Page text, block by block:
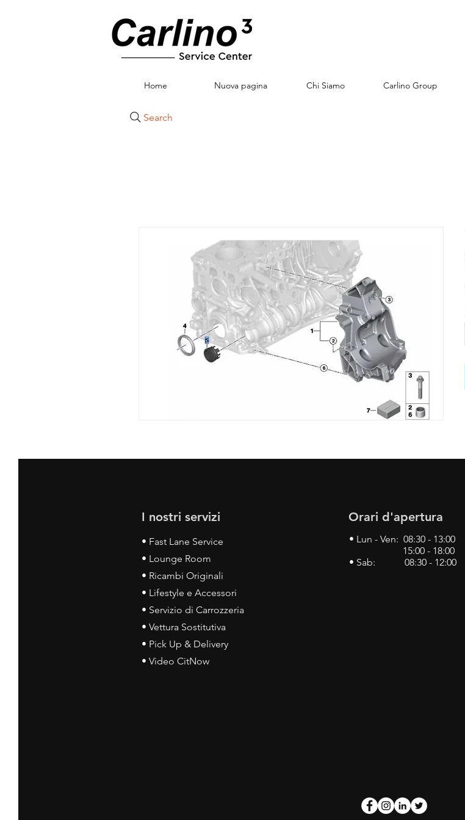
Home Nuova pagina Chi Siamo Carlino Group
Search
I nostri servizi
• Fast Lane Service
• Lounge Room
• Ricambi Originali
• Lifestyle e Accessori
• Servizio di Carrozzeria
• Vettura Sostitutiva
• Pick Up & Delivery
• Video CitNow
Orari d'apertura
• Lun - Ven: 08:30 - 13:00
15:00 - 18:00
• Sab: 08:30 - 12:00